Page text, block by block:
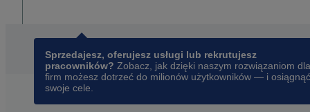
Sprzedajesz, oferujesz usługi lub rekrutujesz
pracowników? Zobacz, jak dzięki naszym rozwiązaniom dla
firm możesz dotrzeć do milionów użytkowników — i osiągnąć
swoje cele.